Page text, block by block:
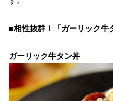
■相性抜群！「ガーリック牛
ガーリック牛タン丼